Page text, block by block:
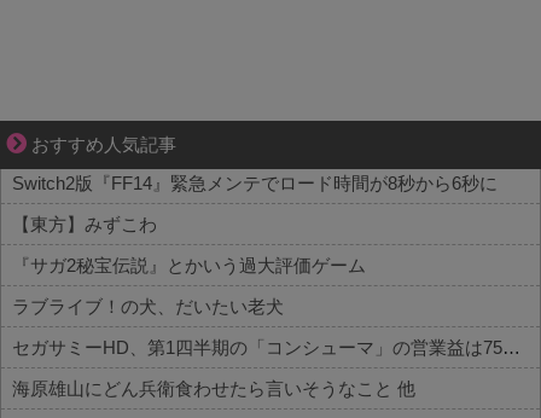
おすすめ人気記事
【マンガ】海外病院トラブルファイル
Switch2版『FF14』緊急メンテでロード時間が8秒から6秒に
【東方】みずこわ
『サガ2秘宝伝説』とかいう過大評価ゲーム
ラブライブ！の犬、だいたい老犬
セガサミーHD、第1四半期の「コンシューマ」の営業益は75％減の13億円 主力タイトルを下期投入予定
海原雄山にどん兵衛食わせたら言いそうなこと 他